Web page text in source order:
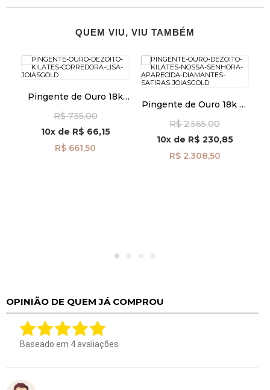
QUEM VIU, VIU TAMBÉM
Pingente de Ouro 18k
R$ 735,00
10xde R$ 66,15
R$ 661,50
Pingente de Ouro 18k N.
Diamantes e Safiras
pi23679
R$ 2.565,00
10xde R$ 230,85
R$ 2.308,50
OPINIÃO DE QUEM JÁ COMPROU
Baseado em 4avaliações